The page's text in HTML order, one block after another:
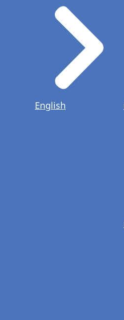
English